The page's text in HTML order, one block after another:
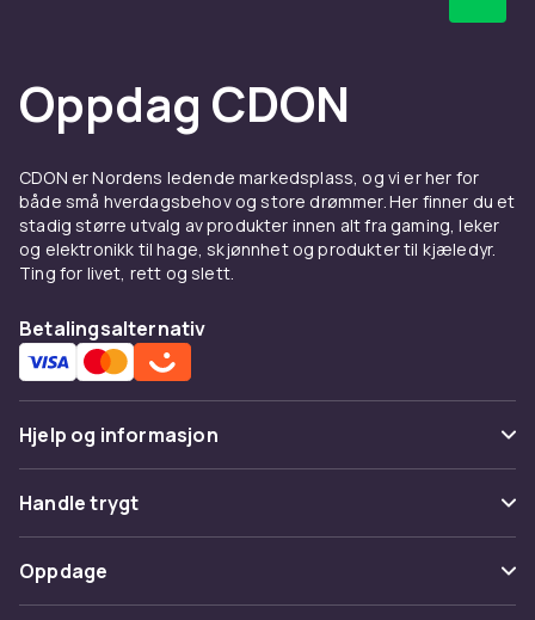
Oppdag CDON
CDON er Nordens ledende markedsplass, og vi er her for
både små hverdagsbehov og store drømmer. Her finner du et
stadig større utvalg av produkter innen alt fra gaming, leker
og elektronikk til hage, skjønnhet og produkter til kjæledyr.
Ting for livet, rett og slett.
Betalingsalternativ
Hjelp og informasjon
Vanlige spørsmål
Spor pakke
Angre & returner her
Handle trygt
Betaling
Levering
Oppdage